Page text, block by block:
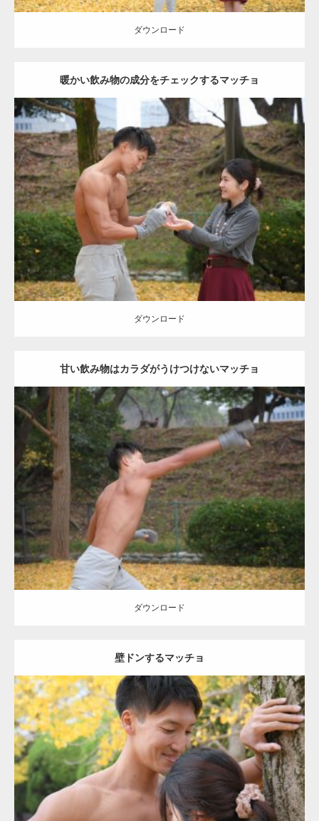
ダウンロード
暖かい飲み物の成分をチェックするマッチョ
Update:2021.07.8
Category:公園のマッチョ その他 AKIHITO(細マッチョ) 上腕三頭筋
肩
ダウンロード
ダウンロード
甘い飲み物はカラダがうけつけないマッチョ
Update:2021.07.8
Category: 公園のマッチョ その他 AKIHITO(細マッチョ) 背中
ダウンロード
ダウンロード
壁ドンするマッチョ
Update: 2021.07.8
Category:公園のマッチョ その他 AKIHITO(細マッチョ) 大胸筋 肩 腹
筋